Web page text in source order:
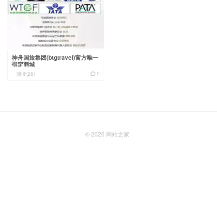
神舟国旅集团(btgtravel)官方唯一
指定商城
 0
阅读(26)
© 2026 网站之家